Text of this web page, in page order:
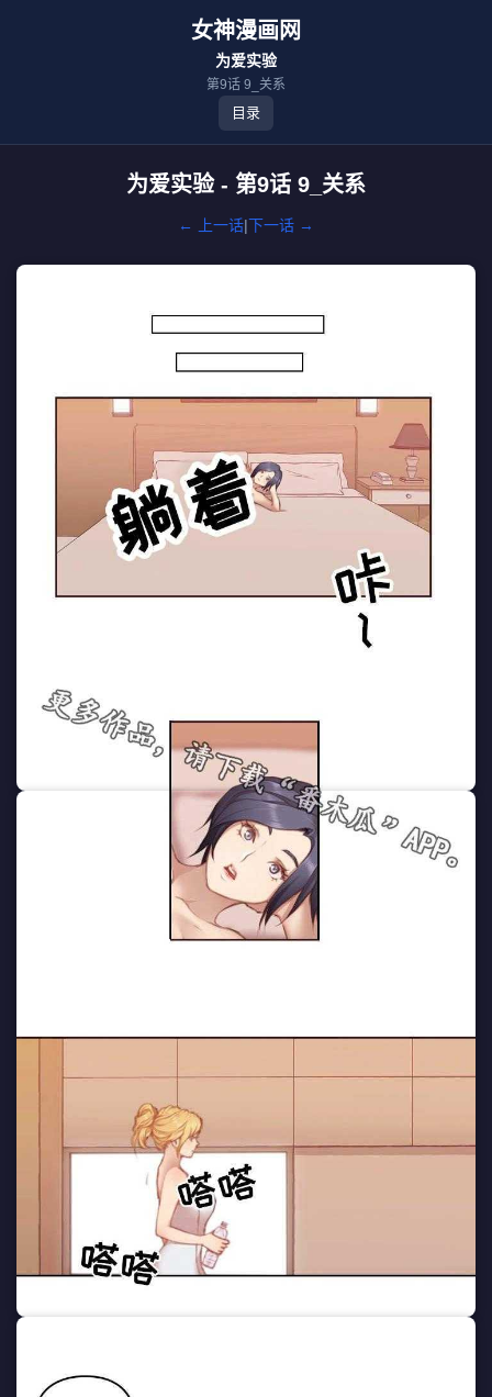
女神漫画网
为爱实验
第9话 9_关系
目录
为爱实验 - 第9话 9_关系
← 上一话|下一话 →